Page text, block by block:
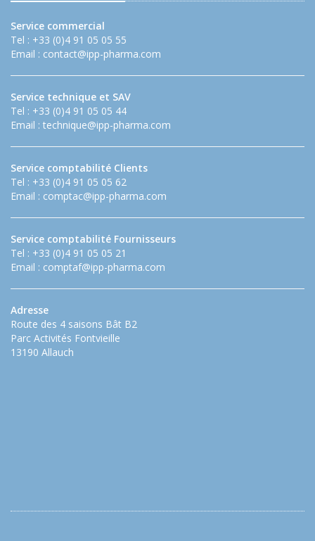
Service commercial
Tel : +33 (0)4 91 05 05 55
Email : contact@ipp-pharma.com
Service technique et SAV
Tel : +33 (0)4 91 05 05 44
Email : technique@ipp-pharma.com
Service comptabilité Clients
Tel : +33 (0)4 91 05 05 62
Email : comptac@ipp-pharma.com
Service comptabilité Fournisseurs
Tel : +33 (0)4 91 05 05 21
Email : comptaf@ipp-pharma.com
Adresse
Route des 4 saisons Bât B2
Parc Activités Fontvieille
13190 Allauch